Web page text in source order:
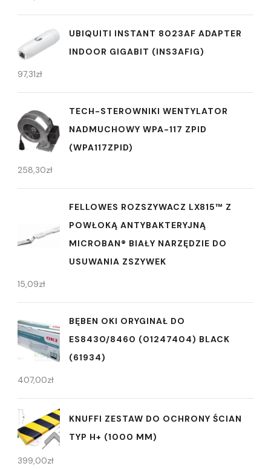
UBIQUITI INSTANT 8023AF ADAPTER
INDOOR GIGABIT (INS3AFIG)
97,31zł
TECH-STEROWNIKI WENTYLATOR
NADMUCHOWY WPA-117 ZPID
(WPA117ZPID)
258,30zł
FELLOWES ROZSZYWACZ LX815™ Z
POWŁOKĄ ANTYBAKTERYJNĄ
MICROBAN® BIAŁY NARZĘDZIE DO
USUWANIA ZSZYWEK
15,09zł
BĘBEN OKI ORYGINAŁ DO
ES8430/8460 (01247404) BLACK
(61934)
407,00zł
KNUFFI ZESTAW DO OCHRONY ŚCIAN
TYP H+ (1000 MM)
399,00zł